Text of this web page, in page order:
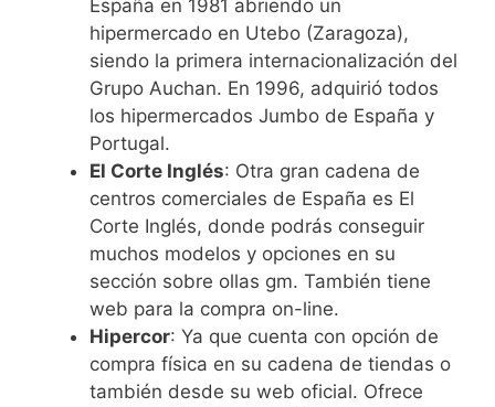
España en 1981 abriendo un
hipermercado en Utebo (Zaragoza),
siendo la primera internacionalización del
Grupo Auchan. En 1996, adquirió todos
los hipermercados Jumbo de España y
Portugal.
El Corte Inglés: Otra gran cadena de
centros comerciales de España es El
Corte Inglés, donde podrás conseguir
muchos modelos y opciones en su
sección sobre ollas gm. También tiene
web para la compra on-line.
Hipercor: Ya que cuenta con opción de
compra física en su cadena de tiendas o
también desde su web oficial. Ofrece